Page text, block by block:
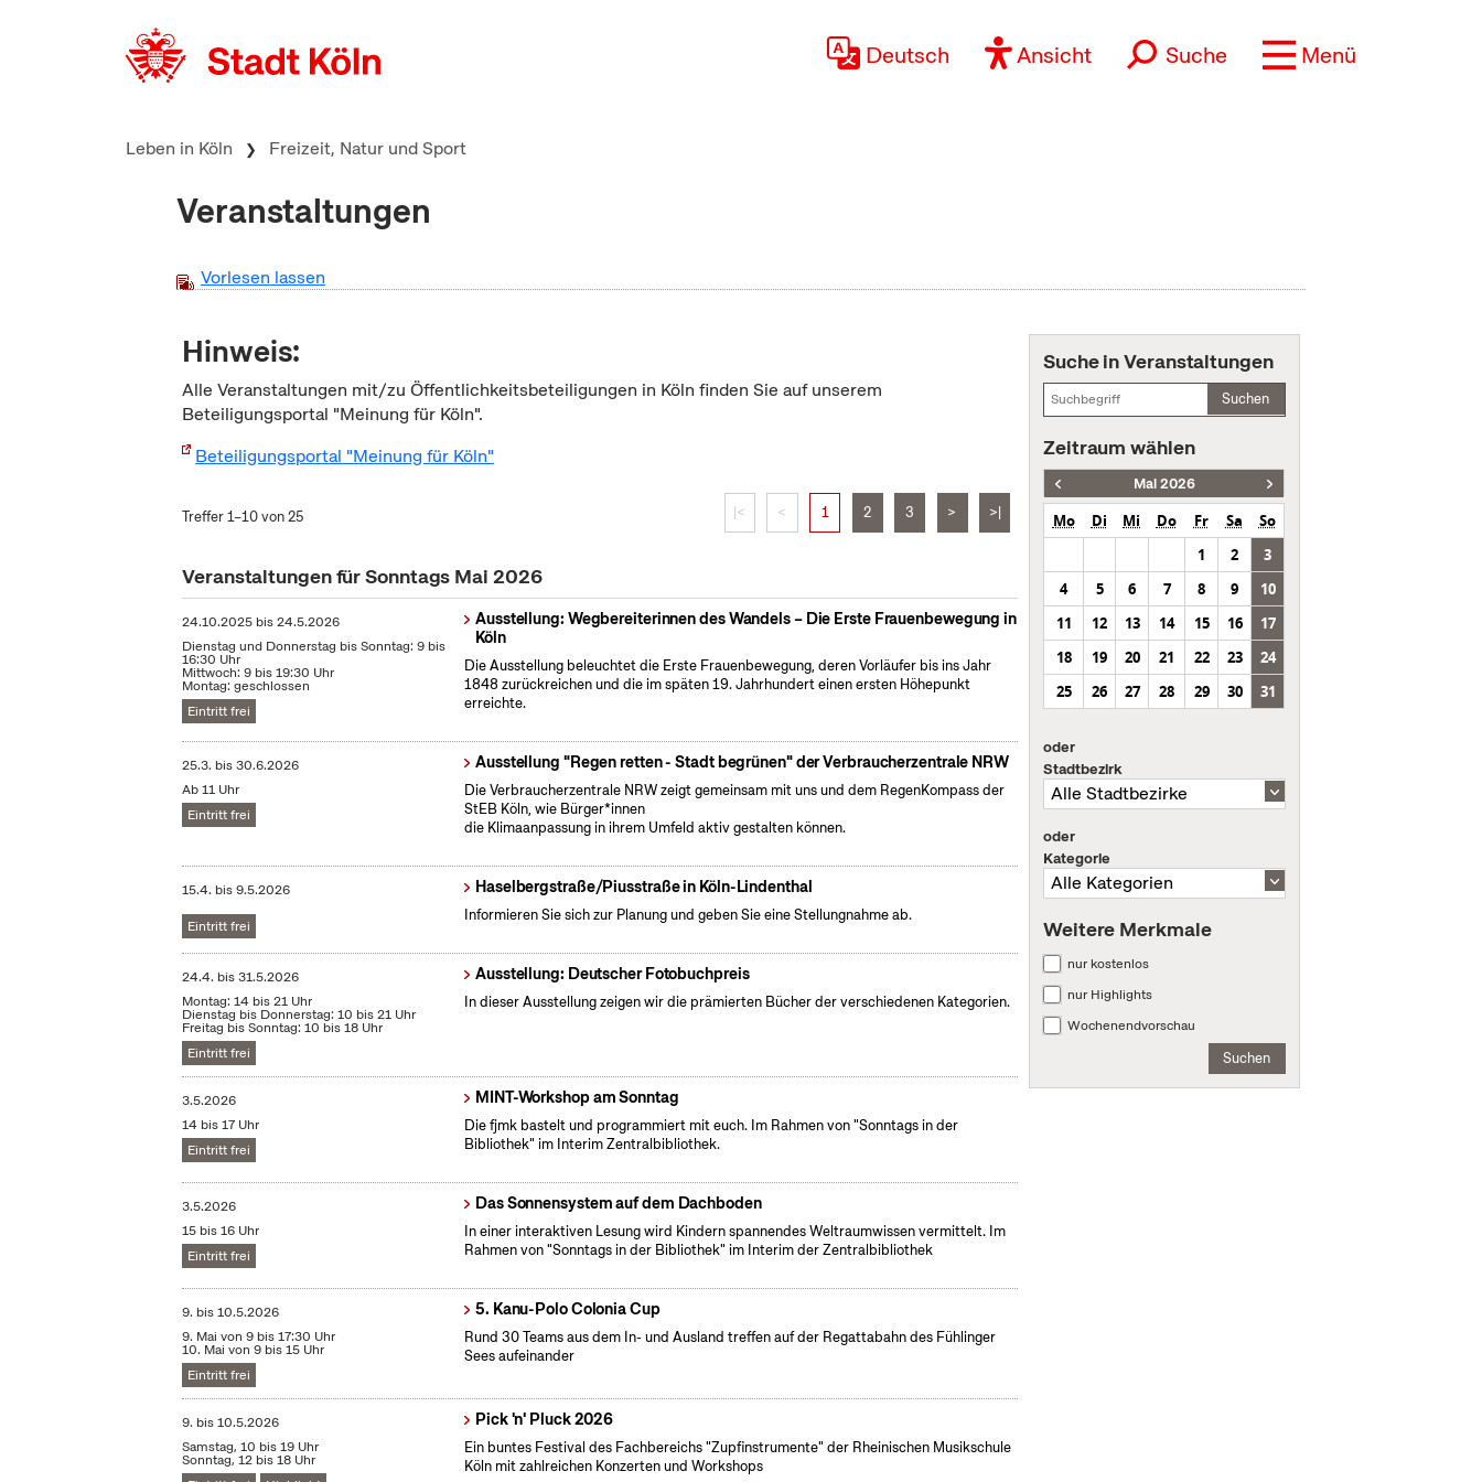
Deutsch Ansicht Suche Menü
Leben in Köln Freizeit, Natur und Sport
Veranstaltungen
Vorlesen lassen
Hinweis:
Alle Veranstaltungen mit/zu Öffentlichkeitsbeteiligungen in Köln finden Sie auf unserem
Beteiligungsportal "Meinung für Köln".
Beteiligungsportal "Meinung für Köln"
Treffer 1–10 von 25 |< < 1 2 3 > >|
Veranstaltungen für Sonntags Mai 2026
24.10.2025 bis24.5.2026
Dienstag und Donnerstag bis Sonntag: 9 bis
16:30 Uhr
Mittwoch: 9 bis 19:30 Uhr
Montag: geschlossen
Eintritt frei
Ausstellung: Wegbereiterinnen des Wandels – Die Erste Frauenbewegung in
Köln
Die Ausstellung beleuchtet die Erste Frauenbewegung, deren Vorläufer bis ins Jahr
1848 zurückreichen und die im späten 19. Jahrhundert einen ersten Höhepunkt
erreichte.
25.3. bis30.6.2026
Ab 11 Uhr
Eintritt frei
Ausstellung "Regen retten - Stadt begrünen" der Verbraucherzentrale NRW
Die Verbraucherzentrale NRW zeigt gemeinsam mit uns und dem RegenKompass der
StEB Köln, wie Bürger*innen
die Klimaanpassung in ihrem Umfeld aktiv gestalten können.
15.4. bis9.5.2026
Eintritt frei
Haselbergstraße/Piusstraße in Köln-Lindenthal
Informieren Sie sich zur Planung und geben Sie eine Stellungnahme ab.
24.4. bis31.5.2026
Montag: 14 bis 21 Uhr
Dienstag bis Donnerstag: 10 bis 21 Uhr
Freitag bis Sonntag: 10 bis 18 Uhr
Eintritt frei
Ausstellung: Deutscher Fotobuchpreis
In dieser Ausstellung zeigen wir die prämierten Bücher der verschiedenen Kategorien.
3.5.2026
14 bis 17 Uhr
Eintritt frei
MINT-Workshop am Sonntag
Die fjmk bastelt und programmiert mit euch. Im Rahmen von "Sonntags in der
Bibliothek" im Interim Zentralbibliothek.
3.5.2026
15 bis 16 Uhr
Eintritt frei
Das Sonnensystem auf dem Dachboden
In einer interaktiven Lesung wird Kindern spannendes Weltraumwissen vermittelt. Im
Rahmen von "Sonntags in der Bibliothek" im Interim der Zentralbibliothek
9. bis10.5.2026
9. Mai von 9 bis 17:30 Uhr
10. Mai von 9 bis 15 Uhr
Eintritt frei
5. Kanu-Polo Colonia Cup
Rund 30 Teams aus dem In- und Ausland treffen auf der Regattabahn des Fühlinger
Sees aufeinander
9. bis10.5.2026
Samstag, 10 bis 19 Uhr
Sonntag, 12 bis 18 Uhr
Pick 'n' Pluck 2026
Ein buntes Festival des Fachbereichs "Zupfinstrumente" der Rheinischen Musikschule
Köln mit zahlreichen Konzerten und Workshops
Suche in Veranstaltungen
Suchen
Zeitraum wählen
Mai 2026
Mo Di Mi Do Fr Sa
So
1
2
3
4
5 6 7 8 9
10
11
12 13 14 15 16
17
18
19 20 21 22 23
24
25
26 27 28 29 30 31
oder
Stadtbezirk
oder
Kategorie
Weitere Merkmale
nur kostenlos
nur Highlights
Wochenendvorschau
Suchen